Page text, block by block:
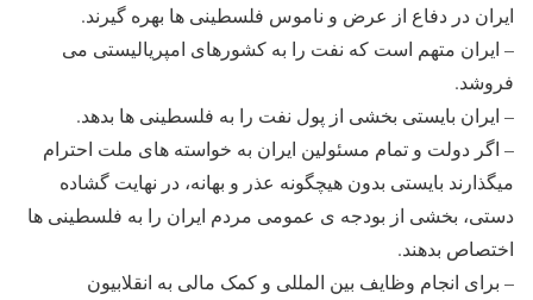
ایران در دفاع از عرض و ناموس فلسطینی ها بهره گیرند.
– ایران متهم است که نفت را به کشورهای امپریالیستی می
فروشد.
– ایران بایستی بخشی از پول نفت را به فلسطینی ها بدهد.
– اگر دولت و تمام مسئولین ایران به خواسته های ملت احترام
میگذارند بایستی بدون هیچگونه عذر و بهانه، در نهایت گشاده
دستی، بخشی از بودجه ی عمومی مردم ایران را به فلسطینی ها
اختصاص بدهند.
– برای انجام وظایف بین المللی و کمک مالی به انقلابیون